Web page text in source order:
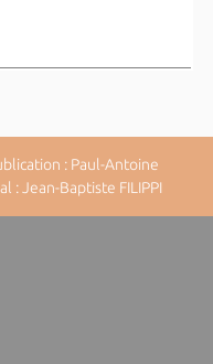
: Paul-Antoine
Jean-Baptiste FILIPPI